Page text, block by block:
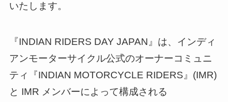
いたします。
『INDIAN RIDERS DAY JAPAN』は、インディ
アンモーターサイクル公式のオーナーコミュニ
ティ『INDIAN MOTORCYCLE RIDERS』(IMR)
と IMR メンバーによって構成される